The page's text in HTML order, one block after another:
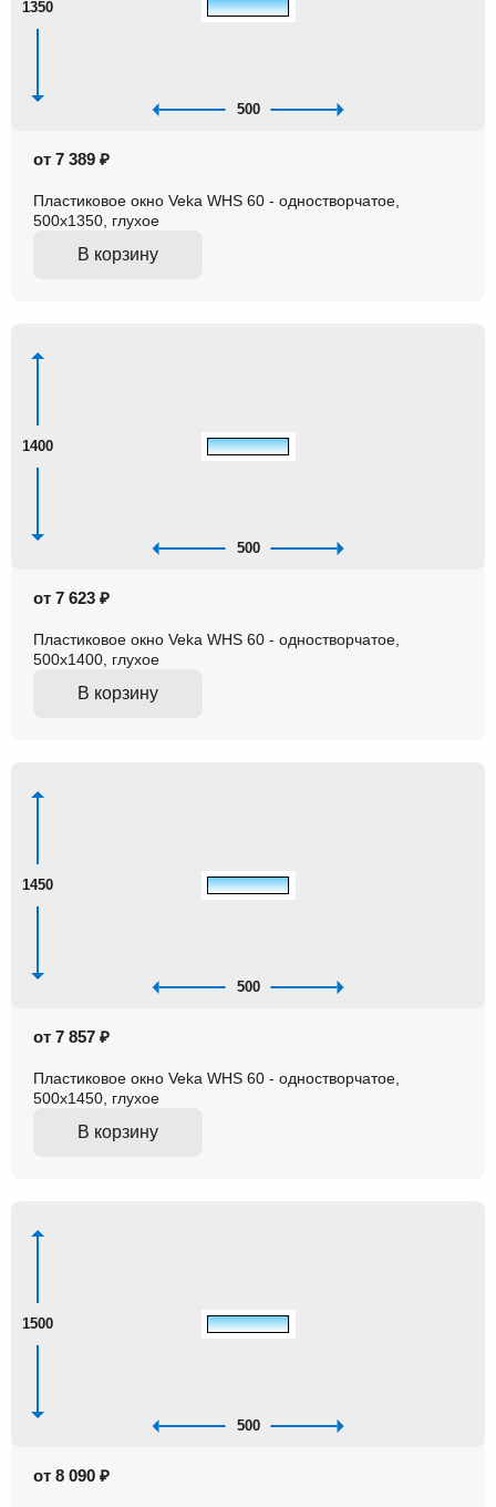
1350
500
от 7 389 ₽
Пластиковое окно Veka WHS 60 - одностворчатое,
500x1350, глухое
В корзину
1400
500
от 7 623 ₽
Пластиковое окно Veka WHS 60 - одностворчатое,
500x1400, глухое
В корзину
1450
500
от 7 857 ₽
Пластиковое окно Veka WHS 60 - одностворчатое,
500x1450, глухое
В корзину
1500
500
от 8 090 ₽